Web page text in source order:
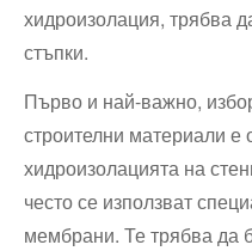
хидроизолация, трябва
стъпки.
Първо и най-важно,
строителни материали
хидроизолацията на
често се използват
мембрани. Те трябва да